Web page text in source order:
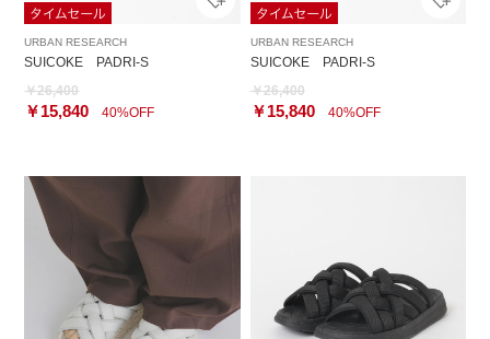
URBAN RESEARCH
SUICOKE PADRI-S
￥26,400
￥15,840 40%OFF
URBAN RESEARCH
SUICOKE PADRI-S
￥26,400
￥15,84040%OFF